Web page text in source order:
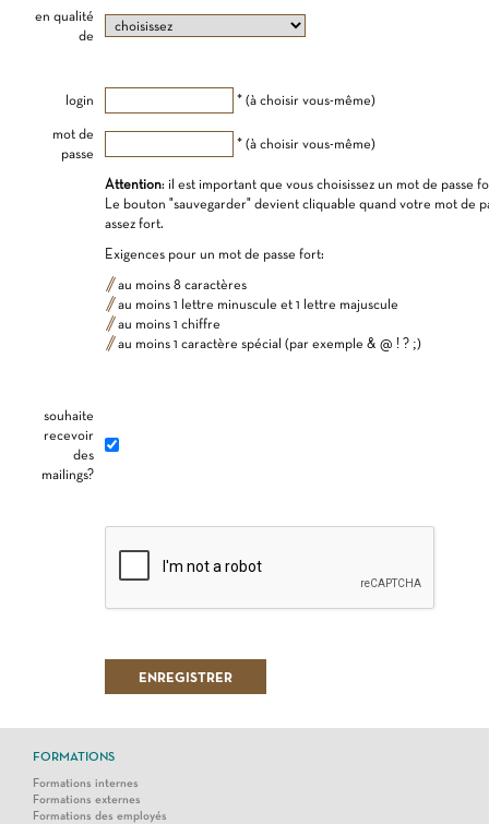
en qualité
de
login * (à choisir vous-même)
mot de
passe
* (à choisir vous-même)
Attention: il est important que vous choisissez un mot de passe
Le bouton "sauvegarder" devient cliquable quand votre mot de
assez fort.
Exigences pour un mot de passe fort:
au moins 8 caractères
au moins 1 lettre minuscule et 1 lettre majuscule
au moins 1 chiffre
au moins 1 caractère spécial (par exemple & @ ! ? ;)
souhaite
recevoir
des
mailings?
FORMATIONS
Formations internes
Formations externes
Formations des employés